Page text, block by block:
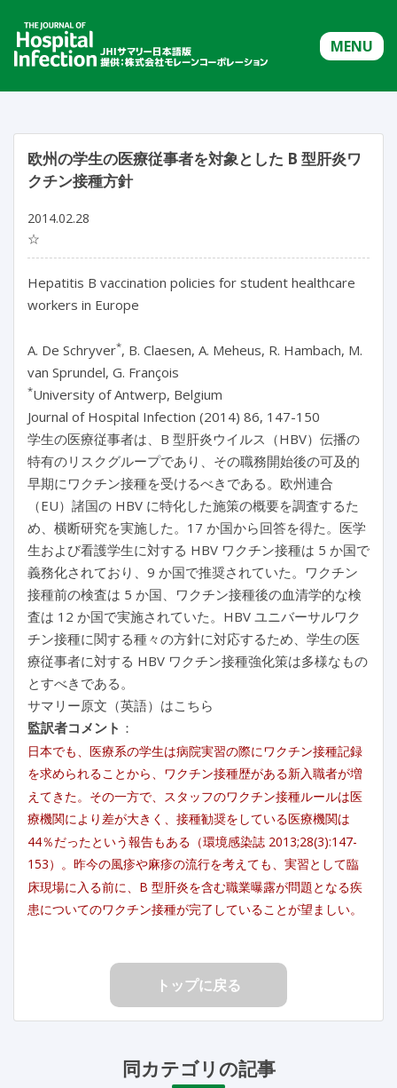
MENU
欧州の学生の医療従事者を対象とした B 型肝炎ワ
クチン接種方針
2014.02.28
☆
Hepatitis B vaccination policies for student healthcare
workers in Europe
A. De Schryver*, B. Claesen, A. Meheus, R. Hambach, M.
van Sprundel, G. François
*University of Antwerp, Belgium
Journal of Hospital Infection (2014) 86, 147-150
学生の医療従事者は、B 型肝炎ウイルス（HBV）伝播の
特有のリスクグループであり、その職務開始後の可及的
早期にワクチン接種を受けるべきである。欧州連合
（EU）諸国の HBV に特化した施策の概要を調査するた
め、横断研究を実施した。17 か国から回答を得た。医学
生および看護学生に対する HBV ワクチン接種は 5 か国で
義務化されており、9 か国で推奨されていた。ワクチン
接種前の検査は 5 か国、ワクチン接種後の血清学的な検
査は 12 か国で実施されていた。HBV ユニバーサルワク
チン接種に関する種々の方針に対応するため、学生の医
療従事者に対する HBV ワクチン接種強化策は多様なもの
とすべきである。
サマリー原文（英語）はこちら
監訳者コメント ：
日本でも、医療系の学生は病院実習の際にワクチン接種記録
を求められることから、ワクチン接種歴がある新入職者が増
えてきた。その一方で、スタッフのワクチン接種ルールは医
療機関により差が大きく、接種勧奨をしている医療機関は
44％だったという報告もある（環境感染誌 2013;28(3):147-
153）。昨今の風疹や麻疹の流行を考えても、実習として臨
床現場に入る前に、B 型肝炎を含む職業曝露が問題となる疾
患についてのワクチン接種が完了していることが望ましい。
トップに戻る
同カテゴリの記事